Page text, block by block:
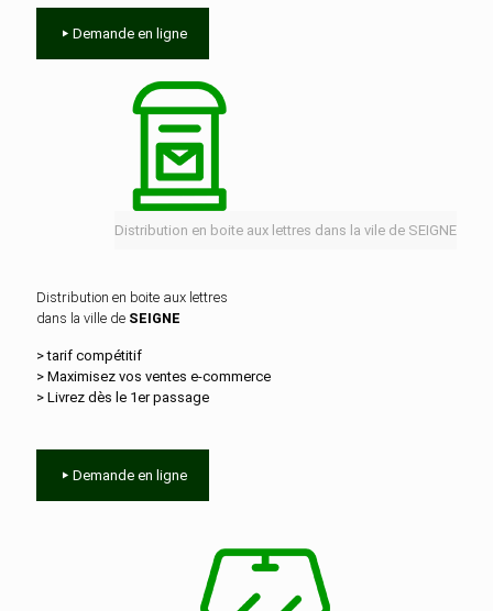
Demande en ligne
Distribution en boite aux lettres dans la vile de SEIGNE
Distribution en boite aux lettres
dans la ville de SEIGNE
> tarif compétitif
> Maximisez vos ventes e‑commerce
> Livrez dès le 1er passage
Demande en ligne